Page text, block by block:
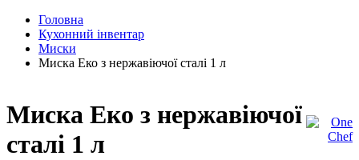
Головна
Кухонний інвентар
Миски
Миска Еко з нержавіючої сталі 1 л
Миска Еко з нержавіючої
сталі 1 л